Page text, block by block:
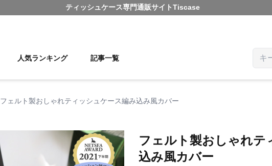
ティッシュケース専門通販サイトTiscase
人気ランキング 記事一覧
フェルト製おしゃれティッシュケース編み込み風カバー
フェルト製おしゃれテ
込み風カバー